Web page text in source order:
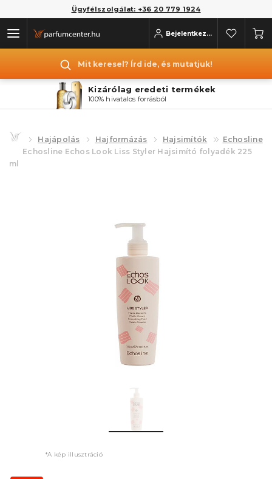
Ügyfélszolgálat: +36 20 779 1924
Bejelentkezés
Mit keresel? Írd ide, és mutatjuk!
Kizárólag eredeti termékek
100% hivatalos forrásból
Hajápolás Hajformázás Hajsimítók
Echosline
Echosline Echos Look Liss Styler Hajsimító folyadék 225
ml
*A kép illusztráció